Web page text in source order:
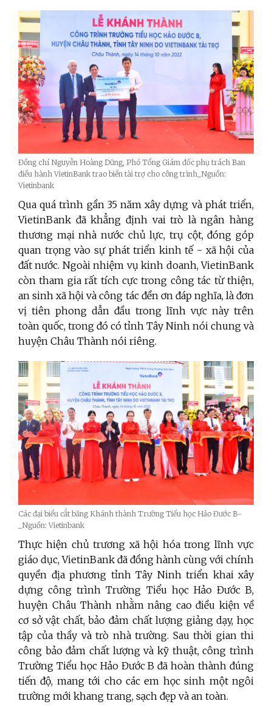
Đồng chí Nguyễn Hoàng Dũng, Phó Tổng Giám đốc phụ trách Ban
điều hành VietinBank trao biển tài trợ cho công trình_Nguồn:
Vietinbank
Qua quá trình gần 35 năm xây dựng và phát triển,
VietinBank đã khẳng định vai trò là ngân hàng
thương mại nhà nước chủ lực, trụ cột, đóng góp
quan trọng vào sự phát triển kinh tế - xã hội của
đất nước. Ngoài nhiệm vụ kinh doanh, VietinBank
còn tham gia rất tích cực trong công tác từ thiện,
an sinh xã hội và công tác đền ơn đáp nghĩa, là đơn
vị tiên phong dẫn đầu trong lĩnh vực này trên
toàn quốc, trong đó có tỉnh Tây Ninh nói chung và
huyện Châu Thành nói riêng.
Các đại biểu cắt băng Khánh thành Trường Tiểu học Hảo Đước B­
_Nguồn: Vietinbank
Thực hiện chủ trương xã hội hóa trong lĩnh vực
giáo dục, VietinBank đã đồng hành cùng với chính
quyền địa phương tỉnh Tây Ninh triển khai xây
dựng công trình Trường Tiểu học Hảo Đước B,
huyện Châu Thành nhằm nâng cao điều kiện về
cơ sở vật chất, bảo đảm chất lượng giảng dạy, học
tập của thầy và trò nhà trường. Sau thời gian thi
công bảo đảm chất lượng và kỹ thuật, công trình
Trường Tiểu học Hảo Đước B đã hoàn thành đúng
tiến độ, mang tới cho các em học sinh một ngôi
trường mới khang trang, sạch đẹp và an toàn.